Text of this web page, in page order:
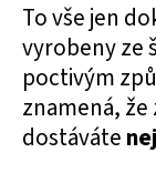
To vše jen
vyrobeny ze
poctivým
znamená, že
dostáváte